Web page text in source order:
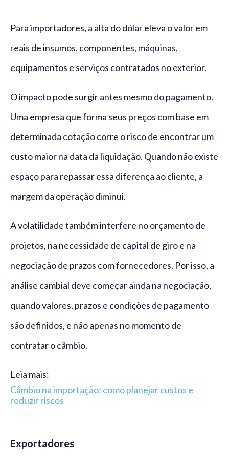
Para importadores, a alta do dólar eleva o valor em
reais de insumos, componentes, máquinas,
equipamentos e serviços contratados no exterior.
O impacto pode surgir antes mesmo do pagamento.
Uma empresa que forma seus preços com base em
determinada cotação corre o risco de encontrar um
custo maior na data da liquidação. Quando não existe
espaço para repassar essa diferença ao cliente, a
margem da operação diminui.
A volatilidade também interfere no orçamento de
projetos, na necessidade de capital de giro e na
negociação de prazos com fornecedores. Por isso, a
análise cambial deve começar ainda na negociação,
quando valores, prazos e condições de pagamento
são definidos, e não apenas no momento de
contratar o câmbio.
Leia mais:
Câmbio na importação: como planejar custos e
reduzir riscos
Exportadores